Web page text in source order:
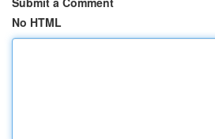
No HTML